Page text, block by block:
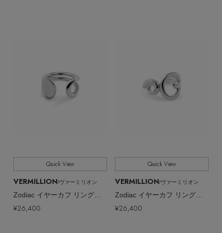
Quick View
VERMILLION/ヴァーミリオン
Zodiac イヤーカフ リング（片耳用）
¥26,400
Quick View
VERMILLION/ヴァーミリオン
Zodiac イヤーカフ リング（片耳用）
¥26,400